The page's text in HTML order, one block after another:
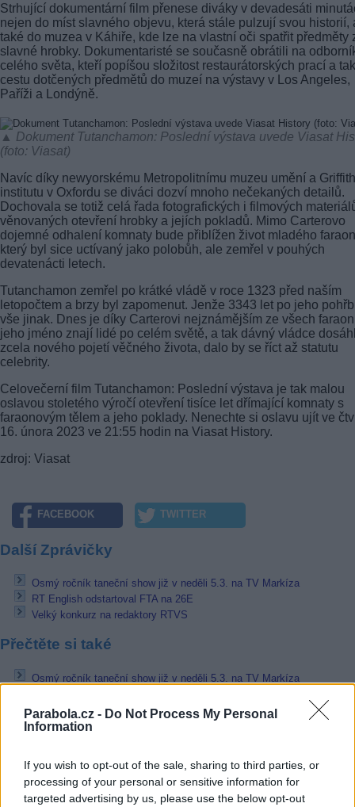
Parabola.cz - Do Not Process My Personal
Information
If you wish to opt-out of the sale, sharing to third parties, or
processing of your personal or sensitive information for
targeted advertising by us, please use the below opt-out
Strhující dokumentární film přenese diváky v devadesáti
nejen do míst slavného objevu, která stále pulzují svou historií,
také do muzea v Káhiře, kde lze na vlastní oči spatřit předměty
slavné hrobky. Dokumentaristé se současně obrátili na
celého světa, kteří popíšou složitost restaurátorských prací a
cestu dotčených předmětů do muzeí na výstavy v Los Angeles,
Paříži a Londýně.
▲ Dokument Tutanchamon: Poslední výstava uvede Viasat
(foto: Viasat)
Navíc díky newyorskému Metropolitnímu muzeu umění a
institutu v Oxfordu se diváci dozví mnoho nečekaných detailů.
Dochovala se totiž celá řada fotografických i filmových
věnovaných otevření hrobky a jejích pokladů. Mimo Carterovo
dojemné odhalení komnaty bude přiblížen život mladého
který byl sice uctívaný jako polobůh, ale zemřel v pouhých
devatenácti letech.
Tutanchamon zemřel po krátké vládě v roce 1323 před naším
letopočtem a brzy byl zapomenut. Jenže 3343 let po jeho
vše jinak. Dnes je díky Carterovi nejznámějším ze všech
jeho jméno znají lidé po celém světě, a tak dávný vládce
zcela nového pojetí věčného života, dalo by se říct až statutu
celebrity.
Celovečerní film Tutanchamon: Poslední výstava je tak malou
oslavou stoletého výročí otevření tisíce let dřímající komnaty s
faraonovým tělem a jeho poklady. Nenechte si oslavu ujít ve
16. února 2023 ve 21:55 hodin na Viasat History.
zdroj: Viasat
FACEBOOK TWITTER
Další Zprávičky
Osmý ročník taneční show již v neděli 5.3. na TV Markíza
RT English odstartoval FTA na 26E
Velký konkurz na redaktory RTVS
Přečtěte si také
Osmý ročník taneční show již v neděli 5.3. na TV Markíza
Liga mistrů UEFA se vrací na Nova Sport 3 a 4
Pracovní nabídky
07.08.2026 -Bosch Powertrain s.r.o. Jihlava • linkový střídač • mzda